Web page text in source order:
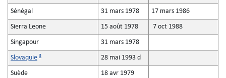
Sénégal 31 mars 1978 17 mars 1986
Sierra Leone 15 août 1978 7 oct 1988
Singapour 31 mars 1978
Slovaquie 3 28 mai 1993 d
Suède 18 avr 1979